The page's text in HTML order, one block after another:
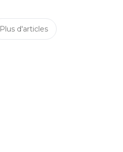
Plus d'articles